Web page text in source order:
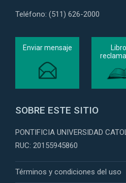
Teléfono: (511) 626-2000
Enviar mensaje
SOBRE ESTE SITIO
PONTIFICIA UNIVERSIDAD
RUC: 20155945860
Términos y condiciones del uso